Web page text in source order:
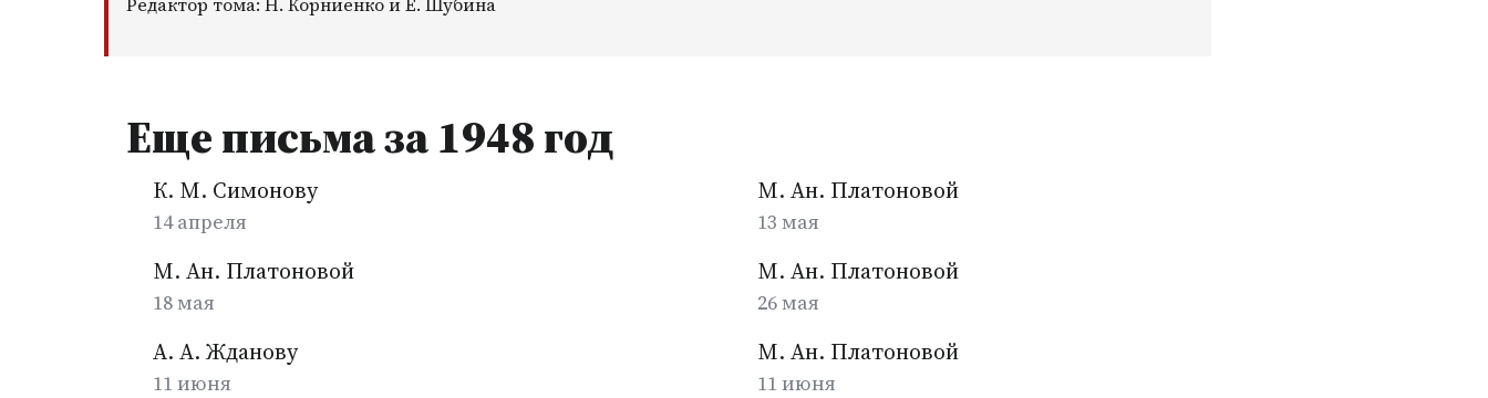
Еще письма за 1948 год
К. М. Симонову
14 апреля
М. Ан. Платоновой
13 мая
М. Ан. Платоновой
18 мая
М. Ан. Платоновой
26 мая
А. А. Жданову
11 июня
М. Ан. Платоновой
11 июня